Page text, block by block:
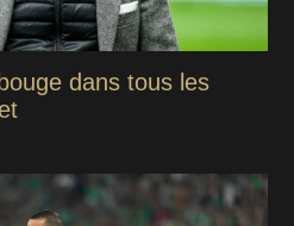
dans tous les